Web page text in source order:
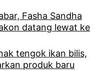
Fasha Sandha
datang lewat ke
tengok ikan bilis,
produk baru